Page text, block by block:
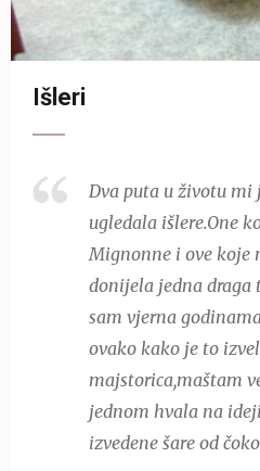
Išleri
Dva puta u životu mi
ugledala išlere.One
Mignonne i ove koje
donijela jedna draga
sam vjerna
ovako kako je to
majstorica,maštam
jednom hvala na
izvedene šare od